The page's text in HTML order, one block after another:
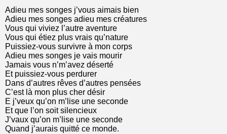
Adieu mes songes j’vous aimais bien
Adieu mes songes adieu mes créatures
Vous qui viviez l’autre aventure
Vous qui étiez plus vrais qu’nature
Puissiez-vous survivre à mon corps
Adieu mes songes je vais mourir
Jamais vous n’m’avez déserté
Et puissiez-vous perdurer
Dans d’autres rêves d’autres pensées
C’est là mon plus cher désir
E j’veux qu’on m’lise une seconde
Et que l’on soit silencieux
J’vaux qu’on m’lise une seconde
Quand j’aurais quitté ce monde.